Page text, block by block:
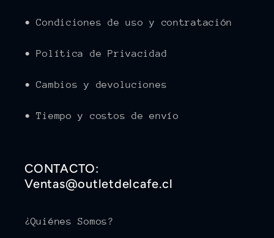
• Condiciones de uso y contratación
• Política de Privacidad
• Cambios y devoluciones
• Tiempo y costos de envío
CONTACTO:
Ventas@outletdelcafe.cl
¿Quiénes Somos?